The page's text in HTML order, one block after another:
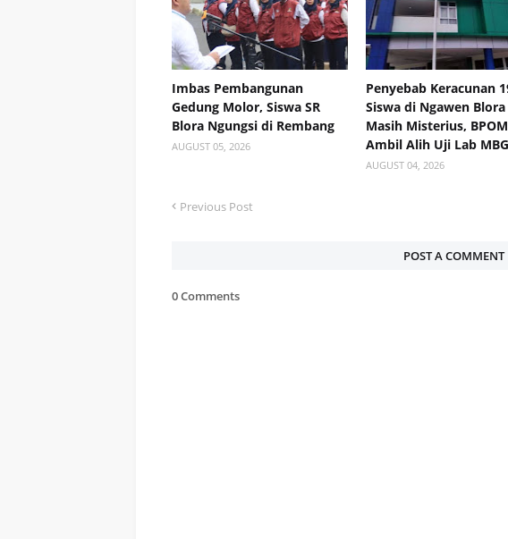
Imbas Pembangunan
Gedung Molor, Siswa SR
Blora Ngungsi di Rembang
AUGUST 05, 2026
Penyebab Keracunan
Siswa di Ngawen Blora
Masih Misterius, BPOM
Ambil Alih Uji Lab MBG
AUGUST 04, 2026
Previous Post
POST A COMMENT
0 Comments